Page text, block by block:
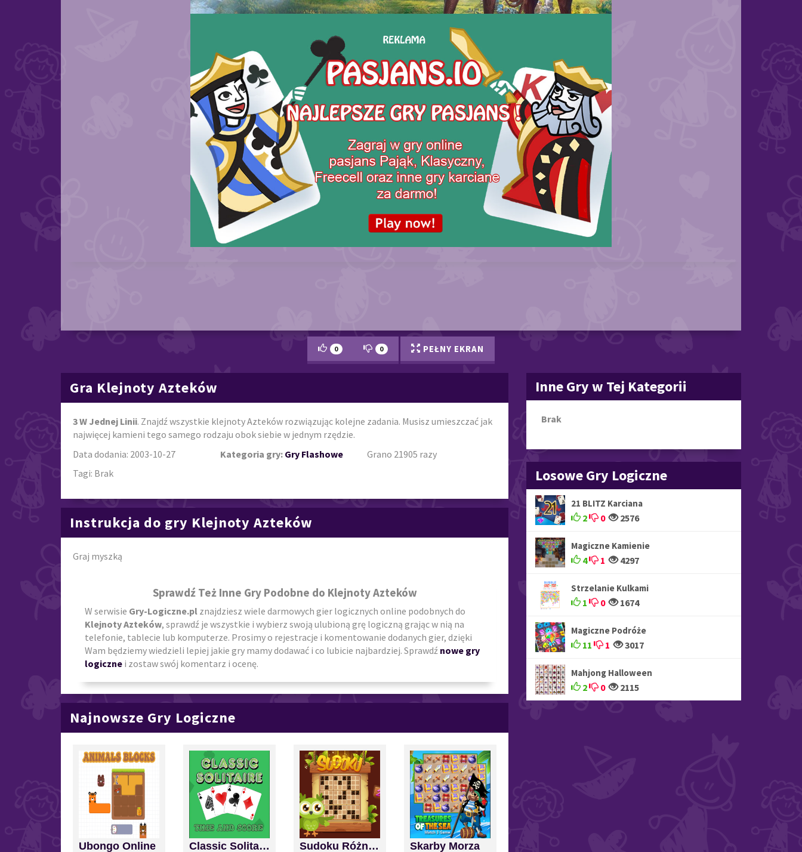
0 0 PEŁNY EKRAN
Inne Gry w Tej Kategorii
Brak
Losowe Gry Logiczne
21 BLITZ Karciana
2 0 2576
Magiczne Kamienie
4 1 4297
Strzelanie Kulkami
1 0 1674
Magiczne Podróże
11 1 3017
Mahjong Halloween
2 0 2115
Gra Klejnoty Azteków
3 W Jednej Linii. Znajdź wszystkie klejnoty Azteków rozwiązując kolejne zadania. Musisz umieszczać jak
najwięcej kamieni tego samego rodzaju obok siebie w jednym rzędzie.
Data dodania: 2003-10-27
Kategoria gry: Gry Flashowe
Grano 21905 razy
Tagi: Brak
Instrukcja do gry Klejnoty Azteków
Graj myszką
Sprawdź Też Inne Gry Podobne do Klejnoty Azteków
W serwisie Gry-Logiczne.pl znajdziesz wiele darmowych gier logicznych online podobnych do
Klejnoty Azteków, sprawdź je wszystkie i wybierz swoją ulubioną grę logiczną grając w nią na
telefonie, tablecie lub komputerze. Prosimy o rejestracje i komentowanie dodanych gier, dzięki
Wam będziemy wiedzieli lepiej jakie gry mamy dodawać i co lubicie najbardziej. Sprawdź nowe gry
logiczne i zostaw swój komentarz i ocenę.
Najnowsze Gry Logiczne
Ubongo Online Classic Solitaire: Time and Score Sudoku Różne Poziomy Skarby Morza